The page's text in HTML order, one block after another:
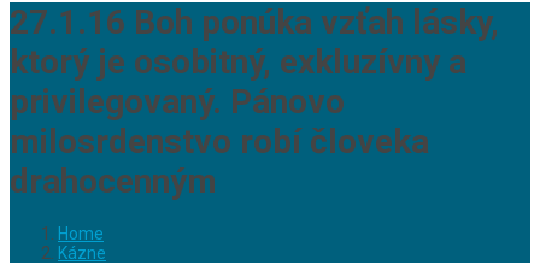
27.1.16 Boh ponúka vzťah lásky,
ktorý je osobitný, exkluzívny a
privilegovaný. Pánovo
milosrdenstvo robí človeka
drahocenným
Home
Kázne